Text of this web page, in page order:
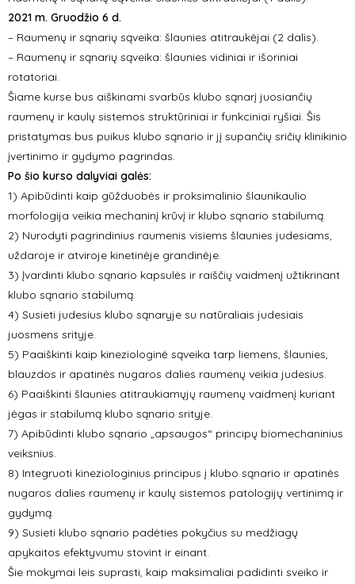
2021 m. Gruodžio 6 d.
– Raumenų ir sąnarių sąveika: šlaunies atitraukėjai (2 dalis).
– Raumenų ir sąnarių sąveika: šlaunies vidiniai ir išoriniai
rotatoriai.
Šiame kurse bus aiškinami svarbūs klubo sąnarį juosiančių
raumenų ir kaulų sistemos struktūriniai ir funkciniai ryšiai. Šis
pristatymas bus puikus klubo sąnario ir jį supančių sričių klinikinio
įvertinimo ir gydymo pagrindas.
Po šio kurso dalyviai galės:
1) Apibūdinti kaip gūžduobės ir proksimalinio šlaunikaulio
morfologija veikia mechaninį krūvį ir klubo sąnario stabilumą.
2) Nurodyti pagrindinius raumenis visiems šlaunies judesiams,
uždaroje ir atviroje kinetinėje grandinėje.
3) Įvardinti klubo sąnario kapsulės ir raiščių vaidmenį užtikrinant
klubo sąnario stabilumą.
4) Susieti judesius klubo sąnaryje su natūraliais judesiais
juosmens srityje.
5) Paaiškinti kaip kineziologinė sąveika tarp liemens, šlaunies,
blauzdos ir apatinės nugaros dalies raumenų veikia judesius.
6) Paaiškinti šlaunies atitraukiamųjų raumenų vaidmenį kuriant
jėgas ir stabilumą klubo sąnario srityje.
7) Apibūdinti klubo sąnario „apsaugos“ principų biomechaninius
veiksnius.
8) Integruoti kineziologinius principus į klubo sąnario ir apatinės
nugaros dalies raumenų ir kaulų sistemos patologijų vertinimą ir
gydymą.
9) Susieti klubo sąnario padėties pokyčius su medžiagų
apykaitos efektyvumu stovint ir einant.
Šie mokymai leis suprasti, kaip maksimaliai padidinti sveiko ir